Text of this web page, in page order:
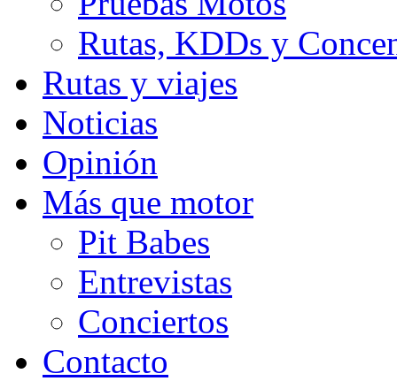
Rutas, KDDs y
Rutas y viajes
Noticias
Opinión
Más que motor
Pit Babes
Entrevistas
Conciertos
Contacto